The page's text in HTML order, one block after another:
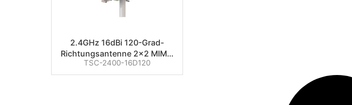
2.4GHz 16dBi 120-Grad-
Richtungsantenne 2×2 MIMO
Sektorantenne
TSC-2400-16D120